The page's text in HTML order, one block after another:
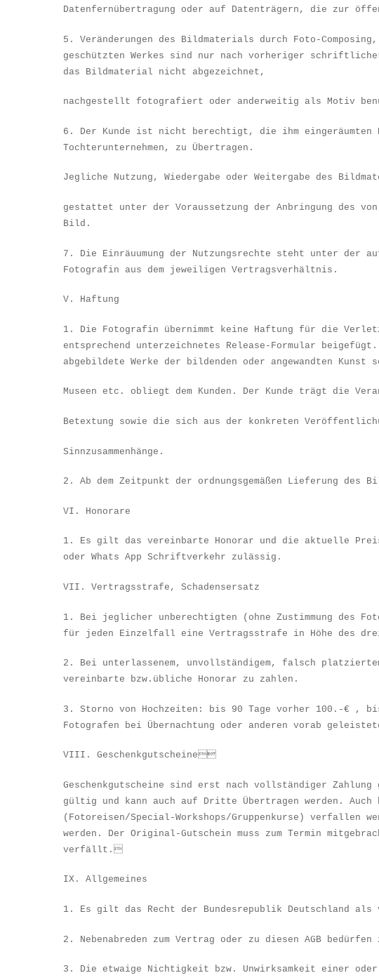
Datenfernübertragung oder auf Datenträgern, die zur ö
5. Veränderungen des Bildmaterials durch Foto-
geschützten Werkes sind nur nach vorheriger schriftlicher
das Bildmaterial nicht abgezeichnet,
nachgestellt fotografiert oder anderweitig als Motiv
6. Der Kunde ist nicht berechtigt, die ihm eingerä
Tochterunternehmen, zu Ü bertragen.
Jegliche Nutzung, Wiedergabe oder Weitergabe des
gestattet unter der Voraussetzung der Anbringung des
Bild.
7. Die Einräuumung der Nutzungsrechte steht unter der
Fotografin aus dem jeweiligen Vertragsverhältnis.
V. Haftung
1. Die Fotografin ü bernimmt keine Haftung für die
entsprechend unterzeichnetes Release-Formular beigefügt.
abgebildete Werke der bildenden oder angewandten Kunst
Museen etc. obliegt dem Kunden. Der Kunde trägt die
Betextung sowie die sich aus der konkreten Verö
Sinnzusammenhänge.
2. Ab dem Zeitpunkt der ordnungsgemäßen Lieferung des
VI. Honorare
1. Es gilt das vereinbarte Honorar und die aktuelle
oder Whats App Schriftverkehr zulässig.
VII. Vertragsstrafe, Schadensersatz
1. Bei jeglicher unberechtigten (ohne Zustimmung des
für jeden Einzelfall eine Vertragsstrafe in Hö he des
2. Bei unterlassenem, unvollständigem, falsch
vereinbarte bzw. übliche Honorar zu zahlen.
3. Storno von Hochzeiten: bis 90 Tage vorher 100.-€ ,
Fotografen bei Ü bernachtung oder anderen vorab
VIII. Geschenkgutscheine
Geschenkgutscheine sind erst nach vollständiger Zahlung
gü ltig und kann auch auf Dritte Ü bertragen werden. Auch
(Fotoreisen/Special-Workshops/Gruppenkurse) verfallen
werden. Der Original-Gutschein muss zum Termin
verfällt.
IX. Allgemeines
1. Es gilt das Recht der Bundesrepublik Deutschland
2. Nebenabreden zum Vertrag oder zu diesen AGB bed ürfen
3. Die etwaige Nichtigkeit bzw. Unwirksamkeit einer oder